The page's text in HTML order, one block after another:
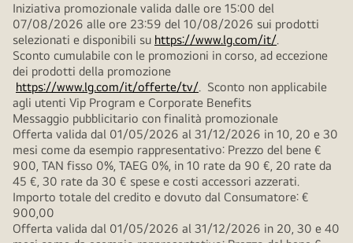
Iniziativa promozionale valida dalle ore 15:00 del
07/08/2026 alle ore 23:59 del 10/08/2026 sui prodotti
selezionati e disponibili su https://www.lg.com/it/.
Sconto cumulabile con le promozioni in corso, ad eccezione
dei prodotti della promozione
https://www.lg.com/it/offerte/tv/. Sconto non applicabile
agli utenti Vip Program e Corporate Benefits
Messaggio pubblicitario con finalità promozionale
Offerta valida dal 01/05/2026 al 31/12/2026 in 10, 20 e 30
mesi come da esempio rappresentativo: Prezzo del bene €
900, TAN fisso 0%, TAEG 0%, in 10 rate da 90 €, 20 rate da
45 €, 30 rate da 30 € spese e costi accessori azzerati.
Importo totale del credito e dovuto dal Consumatore: €
900,00
Offerta valida dal 01/05/2026 al 31/12/2026 in 20, 30 e 40